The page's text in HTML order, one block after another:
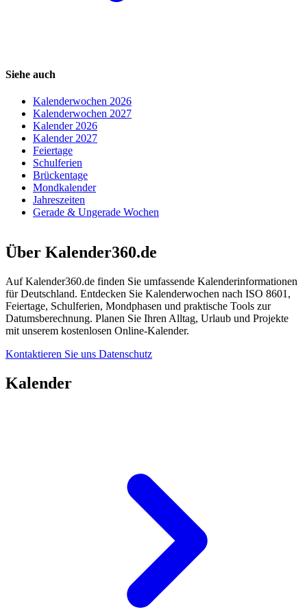
Siehe auch
Kalenderwochen 2026
Kalenderwochen 2027
Kalender 2026
Kalender 2027
Feiertage
Schulferien
Brückentage
Mondkalender
Jahreszeiten
Gerade & Ungerade Wochen
Über Kalender360.de
Auf Kalender360.de finden Sie umfassende Kalenderinformationen
für Deutschland. Entdecken Sie Kalenderwochen nach ISO 8601,
Feiertage, Schulferien, Mondphasen und praktische Tools zur
Datumsberechnung. Planen Sie Ihren Alltag, Urlaub und Projekte
mit unserem kostenlosen Online-Kalender.
Kontaktieren Sie uns Datenschutz
Kalender